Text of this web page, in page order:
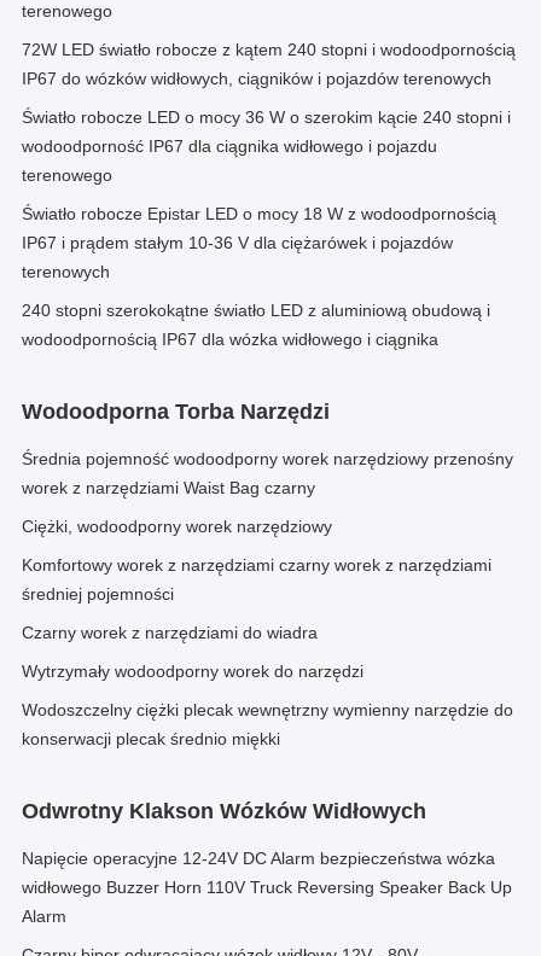
terenowego
72W LED światło robocze z kątem 240 stopni i wodoodpornością
IP67 do wózków widłowych, ciągników i pojazdów terenowych
Światło robocze LED o mocy 36 W o szerokim kącie 240 stopni i
wodoodporność IP67 dla ciągnika widłowego i pojazdu
terenowego
Światło robocze Epistar LED o mocy 18 W z wodoodpornością
IP67 i prądem stałym 10-36 V dla ciężarówek i pojazdów
terenowych
240 stopni szerokokątne światło LED z aluminiową obudową i
wodoodpornością IP67 dla wózka widłowego i ciągnika
Wodoodporna Torba Narzędzi
Średnia pojemność wodoodporny worek narzędziowy przenośny
worek z narzędziami Waist Bag czarny
Ciężki, wodoodporny worek narzędziowy
Komfortowy worek z narzędziami czarny worek z narzędziami
średniej pojemności
Czarny worek z narzędziami do wiadra
Wytrzymały wodoodporny worek do narzędzi
Wodoszczelny ciężki plecak wewnętrzny wymienny narzędzie do
konserwacji plecak średnio miękki
Odwrotny Klakson Wózków Widłowych
Napięcie operacyjne 12-24V DC Alarm bezpieczeństwa wózka
widłowego Buzzer Horn 110V Truck Reversing Speaker Back Up
Alarm